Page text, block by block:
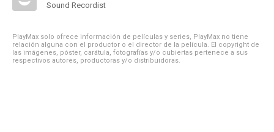
Sound Recordist
PlayMax solo ofrece información de películas y series, PlayMax no tiene
relación alguna con el productor o el director de la película. El copyright de
las imágenes, póster, carátula, fotografías y/o cubiertas pertenece a sus
respectivos autores, productoras y/o distribuidoras.